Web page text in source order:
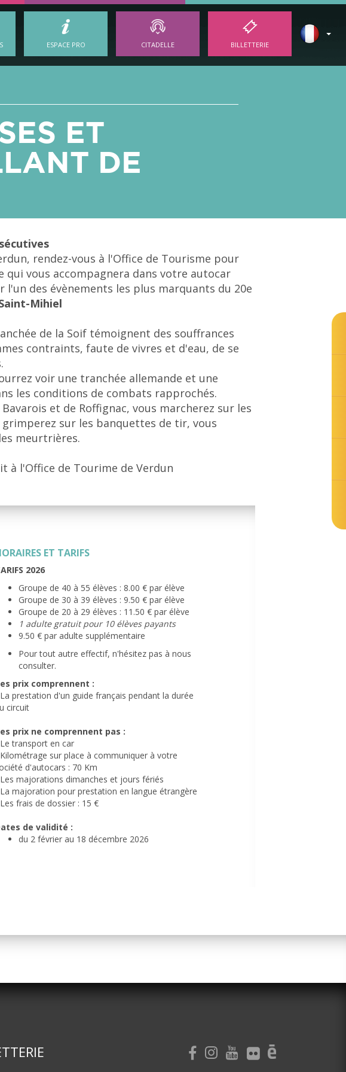
ESPACE PRO CITADELLE BILLETTERIE
ET
DE
rendez-vous à l'Office de Tourisme pour
qui vous accompagnera dans votre autocar
l'un des évènements les plus marquants du 20e
Mihiel
de la Soif témoignent des souffrances
contraints, faute de vivres et d'eau, de se
voir une tranchée allemande et une
les conditions de combats rapprochés.
et de Roffignac, vous marcherez sur les
grimperez sur les banquettes de tir, vous
meurtrières.
à l'Office de Tourime de Verdun
ET TARIFS
2026
Groupe de 40 à 55 élèves : 8.00 € par élève
Groupe de 30 à 39 élèves : 9.50 € par élève
Groupe de 20 à 29 élèves : 11.50 € par élève
1 adulte gratuit pour 10 élèves payants
9.50 € par adulte supplémentaire
Pour tout autre effectif, n'hésitez pas à nous
consulter.
prix comprennent :
prestation d'un guide français pendant la durée
circuit
prix ne comprennent pas :
transport en car
sur place à communiquer à votre
d'autocars : 70 Km
majorations dimanches et jours fériés
majoration pour prestation en langue étrangère
frais de dossier : 15 €
de validité :
du 2 février au 18 décembre 2026